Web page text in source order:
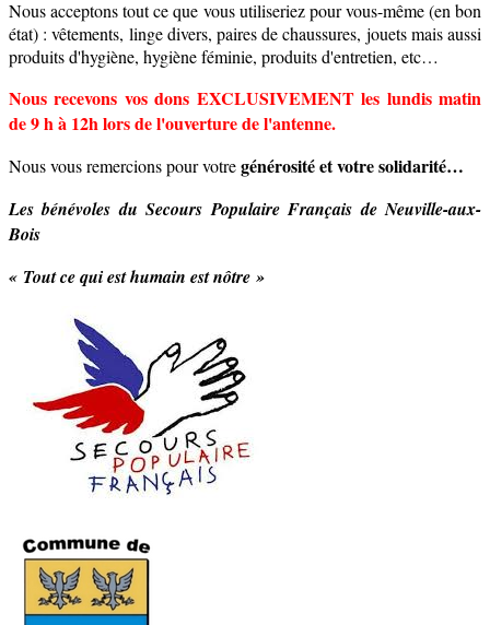
Nous acceptons tout ce que vous utiliseriez pour vous-même (en bon
état) : vêtements, linge divers, paires de chaussures, jouets mais aussi
produits d'hygiène, hygiène féminie, produits d'entretien, etc…
Nous recevons vos dons EXCLUSIVEMENT les lundis matin
de 9 h à 12h lors de l'ouverture de l'antenne.
Nous vous remercions pour votregénérosité et votre solidarité…
Les bénévoles du Secours Populaire Français de Neuville-aux-
Bois
« Tout ce qui est humain est nôtre »